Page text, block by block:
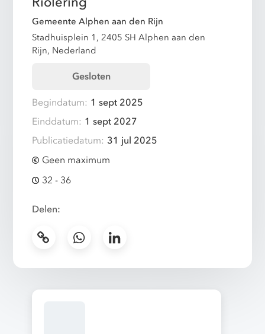
Gemeente Alphen aan den Rijn
Stadhuisplein 1, 2405 SH Alphen aan den
Rijn, Nederland
Gesloten
Begindatum: 1 sept 2025
Einddatum: 1 sept 2027
Publicatiedatum: 31 jul 2025
Geen maximum
32 - 36
Delen: